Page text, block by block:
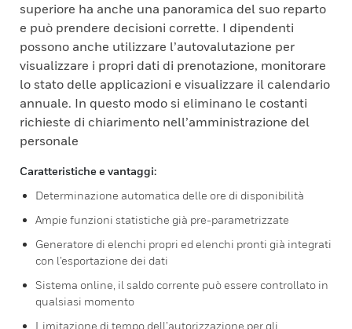
superiore ha anche una panoramica del suo reparto
e può prendere decisioni corrette. I dipendenti
possono anche utilizzare l’autovalutazione per
visualizzare i propri dati di prenotazione, monitorare
lo stato delle applicazioni e visualizzare il calendario
annuale. In questo modo si eliminano le costanti
richieste di chiarimento nell’amministrazione del
personale
Caratteristiche e vantaggi:
Determinazione automatica delle ore di disponibilità
Ampie funzioni statistiche già pre-parametrizzate
Generatore di elenchi propri ed elenchi pronti già integrati
con l’esportazione dei dati
Sistema online, il saldo corrente può essere controllato in
qualsiasi momento
Limitazione di tempo dell’autorizzazione per gli